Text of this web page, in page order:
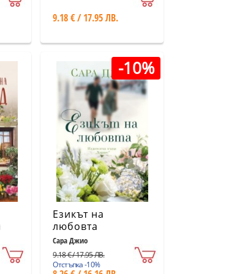
9.18 € / 17.95 ЛВ.
-10%
Езикът на
любовта
Сара Джио
9.18 € / 17.95 ЛВ.
Отстъпка -10%